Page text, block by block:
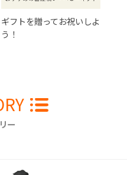
ギフトを贈ってお祝いしよ
う！
ー